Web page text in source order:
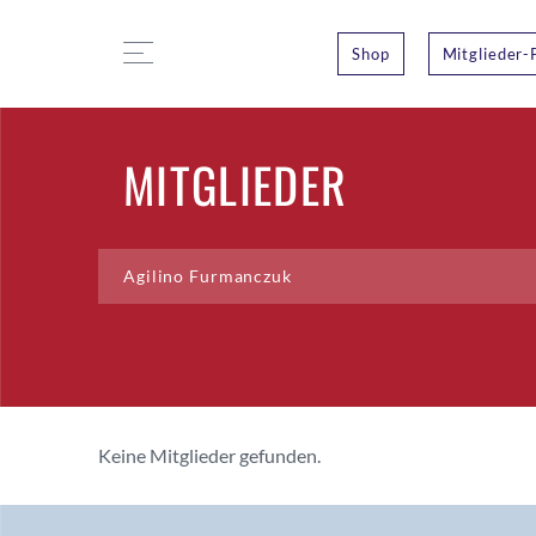
Shop Mitglieder-
MITGLIEDER
Keine Mitglieder gefunden.